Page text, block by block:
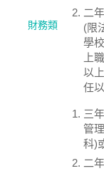
財務類
二
(限
學
上
以
任
三
管
科)
二